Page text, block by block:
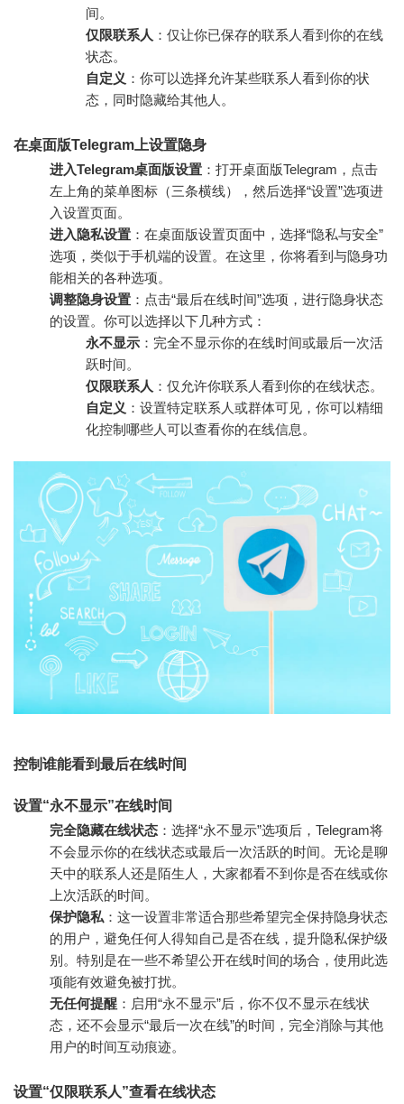
间。
仅限联系人 ：仅让你已保存的联系人看到你的在线
状态。
自定义 ：你可以选择允许某些联系人看到你的状
态，同时隐藏给其他人。
在桌面版Telegram上设置隐身
进入Telegram桌面版设置 ：打开桌面版Telegram，点击
左上角的菜单图标（三条横线），然后选择“设置”选项进
入设置页面。
进入隐私设置 ：在桌面版设置页面中，选择“隐私与安全”
选项，类似于手机端的设置。在这里，你将看到与隐身功
能相关的各种选项。
调整隐身设置 ：点击“最后在线时间”选项，进行隐身状态
的设置。你可以选择以下几种方式：
永不显示 ：完全不显示你的在线时间或最后一次活
跃时间。
仅限联系人 ：仅允许你联系人看到你的在线状态。
自定义 ：设置特定联系人或群体可见，你可以精细
化控制哪些人可以查看你的在线信息。
控制谁能看到最后在线时间
设置“永不显示”在线时间
完全隐藏在线状态 ：选择“永不显示”选项后，Telegram将
不会显示你的在线状态或最后一次活跃的时间。无论是聊
天中的联系人还是陌生人，大家都看不到你是否在线或你
上次活跃的时间。
保护隐私 ：这一设置非常适合那些希望完全保持隐身状态
的用户，避免任何人得知自己是否在线，提升隐私保护级
别。特别是在一些不希望公开在线时间的场合，使用此选
项能有效避免被打扰。
无任何提醒 ：启用“永不显示”后，你不仅不显示在线状
态，还不会显示“最后一次在线”的时间，完全消除与其他
用户的时间互动痕迹。
设置“仅限联系人”查看在线状态